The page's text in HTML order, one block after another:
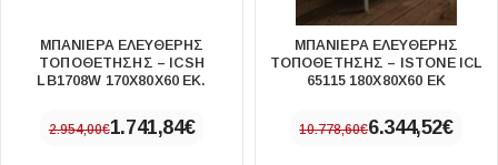
ΜΠΑΝΙΈΡΑ ΕΛΕΎΘΕΡΗΣ
ΤΟΠΟΘΈΤΗΣΗΣ – ICSH
LB1708W 170X80X60 ΕΚ.
2.954,00€1.741,84€
ΜΠΑΝΙΈΡΑ ΕΛΕΎΘΕΡΗΣ
ΤΟΠΟΘΈΤΗΣΗΣ – ISTONE ICL
65115 180X80X60 ΕΚ
10.778,60€6.344,52€